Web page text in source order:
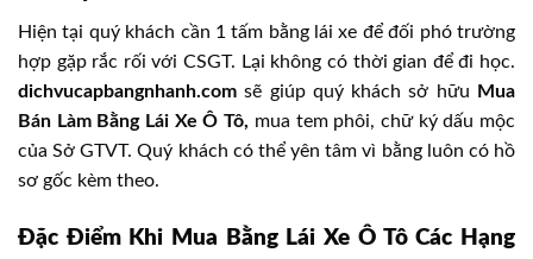
Hiện tại quý khách cần 1 tấm bằng lái xe để đối phó trường
hợp gặp rắc rối với CSGT. Lại không có thời gian để đi học.
dichvucapbangnhanh.com sẽ giúp quý khách sở hữu
Mua
Bán Làm Bằng Lái Xe Ô Tô, mua tem phôi, chữ ký dấu mộc
của Sở GTVT. Quý khách có thể yên tâm vì bằng luôn có hồ
sơ gốc kèm theo.
Đặc Điểm Khi Mua Bằng Lái Xe Ô Tô Các Hạng